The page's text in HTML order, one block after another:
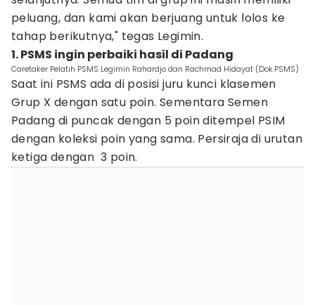
peluang, dan kami akan berjuang untuk lolos ke
tahap berikutnya," tegas Legimin.
1. PSMS ingin perbaiki hasil di Padang
Caretaker Pelatih PSMS Legimin Rahardjo dan Rachmad Hidayat (Dok.PSMS)
Saat ini PSMS ada di posisi juru kunci klasemen
Grup X dengan satu poin. Sementara Semen
Padang di puncak dengan 5 poin ditempel PSIM
dengan koleksi poin yang sama. Persiraja di urutan
ketiga dengan 3 poin.